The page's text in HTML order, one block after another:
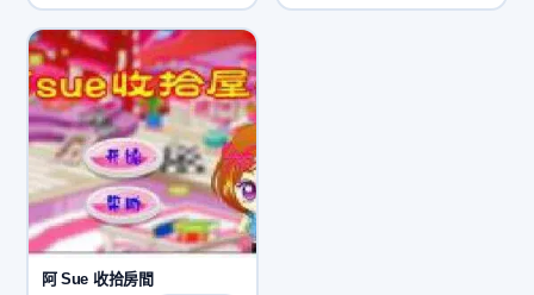
阿 Sue 收拾房間